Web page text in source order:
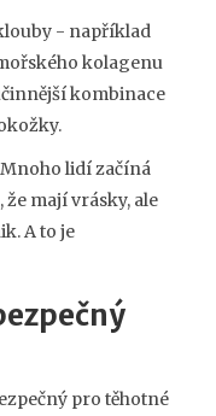
- například
kolagenu
kombinace
Mnoho lidí začíná
mají vrásky, ale
A to je
pro těhotné